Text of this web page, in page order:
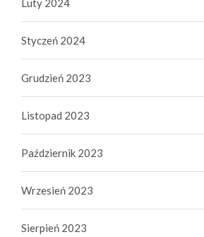
Luty 2024
Styczeń 2024
Grudzień 2023
Listopad 2023
Październik 2023
Wrzesień 2023
Sierpień 2023